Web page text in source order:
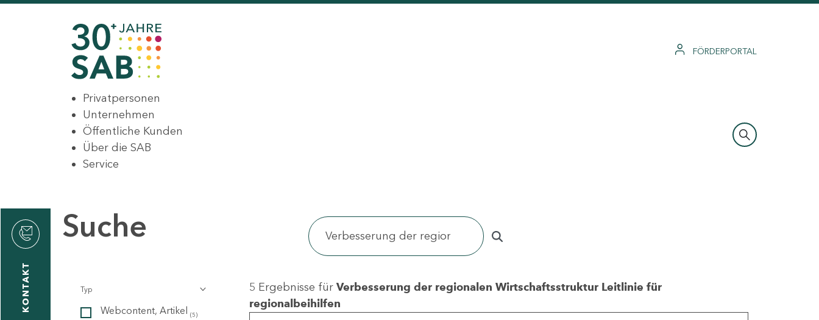
FÖRDERPORTAL
Privatpersonen
Unternehmen
Öffentliche Kunden
Über die SAB
Service
KONTAKT
Suche
Typ
Webcontent, Artikel (5)
5 Ergebnisse für Verbesserung der regionalen Wirtschaftsstruktur Leitlinie für
regionalbeihilfen